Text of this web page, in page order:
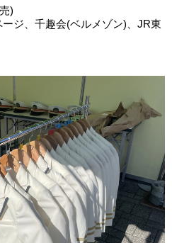
)
ジ、千趣会(ベルメゾン)、JR東